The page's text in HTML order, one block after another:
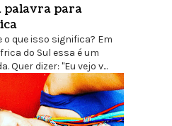
palavra para
o que isso significa? Em
do Sul essa é um
Quer dizer: "Eu vejo v...